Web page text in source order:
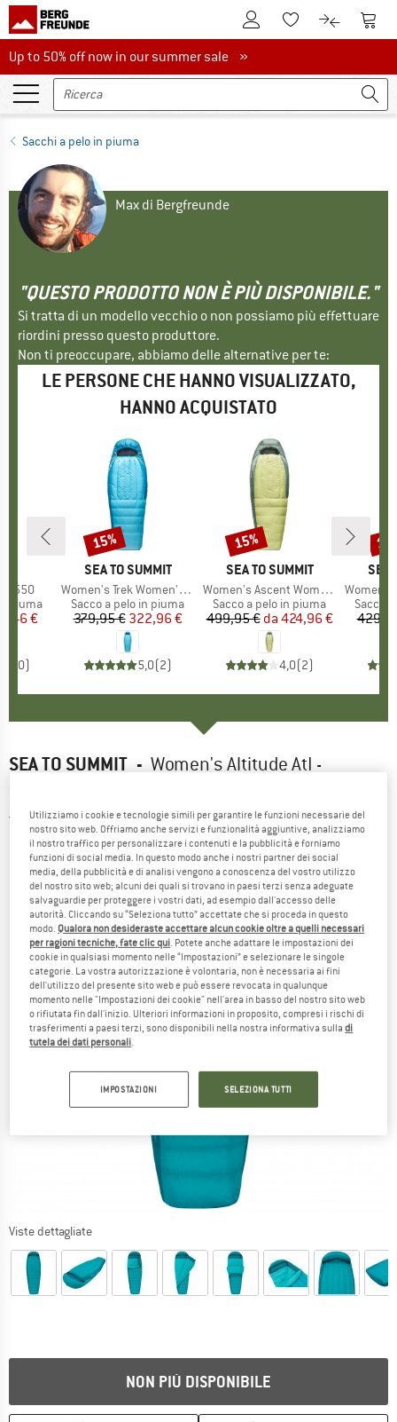
Al conto clienteAlla lista
Al Al
Up to 50% off now in our summer sale
Up to 50% off now in our summer sale »
Sacchi a pelo in piuma
Max di Bergfreunde
"QUESTO PRODOTTO NON È PIÙ DISPONIBILE."
Si tratta di un modello vecchio o non possiamo più effettuare
riordini presso questo produttore.
Non ti preoccupare, abbiamo delle alternative per te:
LE PERSONE CHE HANNO VISUALIZZATO,
HANNO ACQUISTATO
550
piuma
ridotto
€
0)
MARCHIO
SEA TO SUMMIT
Articolo
Women's Trek Women's -1°C Down Sleeping Bag
Gruppo di prodotti
Sacco a pelo in piuma
Prezzo
379,95 € Prezzo ridotto
322,96 €
5,0(2)
Sconto
15%
MARCHIO
SEA TO SUMMIT
Articolo
Women's Ascent Women's -9°C
Gruppo di prodotti
Sacco a pelo in piuma
Prezzo
499,95 € Prezzo ridotto
da 424,96 €
4,0(2)
Sconto
15%
SEA
Articolo
Women's Trek
Sacco
SEA TO SUMMIT - Women's Altitude AtI -
3,5(2)
Viste dettagliate
NON PIÙ DISPONIBILE
Utilizziamo i cookie e tecnologie simili per garantire le funzioni necessarie del
nostro sito web. Offriamo anche servizi e funzionalità aggiuntive, analizziamo
il nostro traffico per personalizzare i contenuti e la pubblicità e forniamo
funzioni di social media. In questo modo anche i nostri partner dei social
media, della pubblicità e di analisi vengono a conoscenza del vostro utilizzo
del nostro sito web; alcuni dei quali si trovano in paesi terzi senza adeguate
salvaguardie per proteggere i vostri dati, ad esempio dall'accesso delle
autorità. Cliccando su “Seleziona tutto” accettate che si proceda in questo
modo. Qualora non desideraste accettare alcun cookie oltre a quelli necessari
per ragioni tecniche, fate clic qui . Potete anche adattare le impostazioni dei
cookie in qualsiasi momento nelle “Impostazioni” e selezionare le singole
categorie. La vostra autorizzazione è volontaria, non è necessaria ai fini
dell'utilizzo del presente sito web e può essere revocata in qualunque
momento nelle "Impostazioni dei cookie" nell'area in basso del nostro sito web
o rifiutata fin dall'inizio. Ulteriori informazioni in proposito, compresi i rischi di
trasferimenti a paesi terzi, sono disponibili nella nostra informativa sulladi
tutela dei dati personali
IMPOSTAZIONI SELEZIONA TUTTI